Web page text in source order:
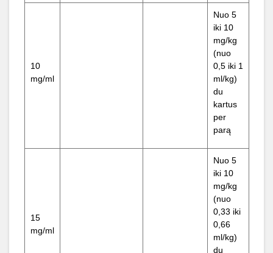
10
mg/ml
Nuo 5
iki 10
mg/kg
(nuo
0,5 iki 1
ml/kg)
du
kartus
per
parą
15
mg/ml
Nuo 5
iki 10
mg/kg
(nuo
0,33 iki
0,66
ml/kg)
du